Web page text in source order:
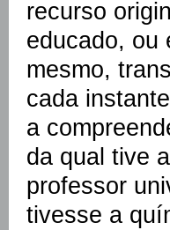
recurso
educado, ou
mesmo,
cada
a
da qual tive
professor
tivesse a